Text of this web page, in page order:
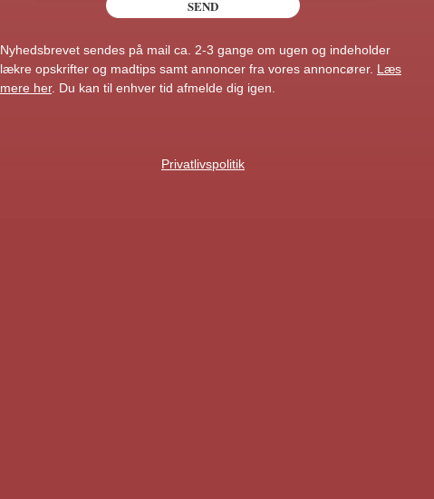
Nyhedsbrevet sendes på mail ca. 2-3 gange om ugen og indeholder
lækre opskrifter og madtips samt annoncer fra vores annoncører. Læs
mere her. Du kan til enhver tid afmelde dig igen.
Privatlivspolitik